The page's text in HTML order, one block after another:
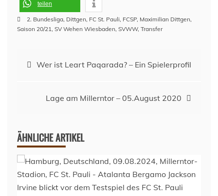
teilen
2. Bundesliga, Dittgen, FC St. Pauli, FCSP, Maximilian Dittgen,
Saison 20/21, SV Wehen Wiesbaden, SVWW, Transfer
Beitragsnavigation
Wer ist Leart Paqarada? – Ein Spielerprofil
Lage am Millerntor – 05.August 2020
ÄHNLICHE ARTIKEL